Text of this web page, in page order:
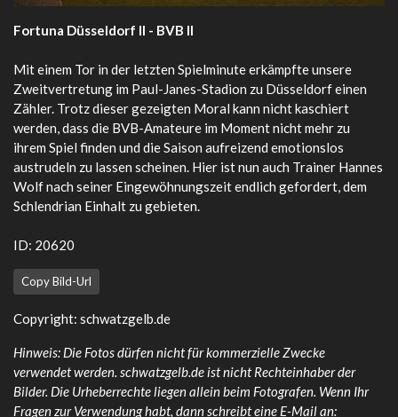
Fortuna Düsseldorf II - BVB II
Mit einem Tor in der letzten Spielminute erkämpfte unsere
Zweitvertretung im Paul-Janes-Stadion zu Düsseldorf einen
Zähler. Trotz dieser gezeigten Moral kann nicht kaschiert
werden, dass die BVB-Amateure im Moment nicht mehr zu
ihrem Spiel finden und die Saison aufreizend emotionslos
austrudeln zu lassen scheinen. Hier ist nun auch Trainer Hannes
Wolf nach seiner Eingewöhnungszeit endlich gefordert, dem
Schlendrian Einhalt zu gebieten.
ID: 20620
Copy Bild-Url
Copyright: schwatzgelb.de
Hinweis: Die Fotos dürfen nicht für kommerzielle Zwecke
verwendet werden. schwatzgelb.de ist nicht Rechteinhaber der
Bilder. Die Urheberrechte liegen allein beim Fotografen. Wenn Ihr
Fragen zur Verwendung habt, dann schreibt eine E-Mail an: